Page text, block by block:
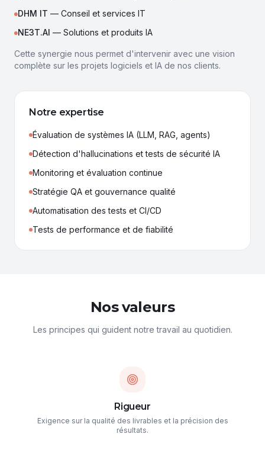
DHM IT — Conseil et services IT
NE3T.AI — Solutions et produits IA
Cette synergie nous permet d'intervenir avec une vision
complète sur les projets logiciels et IA de nos clients.
Notre expertise
Évaluation de systèmes IA (LLM, RAG, agents)
Détection d'hallucinations et tests de sécurité IA
Monitoring et évaluation continue
Stratégie QA et gouvernance qualité
Automatisation des tests et CI/CD
Tests de performance et de fiabilité
Nos valeurs
Les principes qui guident notre travail au quotidien.
Rigueur
Exigence sur la qualité des livrables et la précision des
résultats.